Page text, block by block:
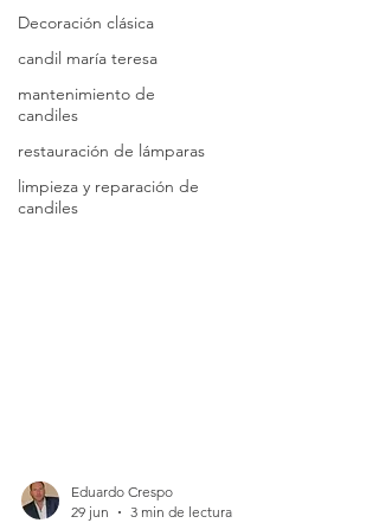
Decoración clásica
candil maría teresa
mantenimiento de
candiles
restauración de lámparas
limpieza y reparación de
candiles